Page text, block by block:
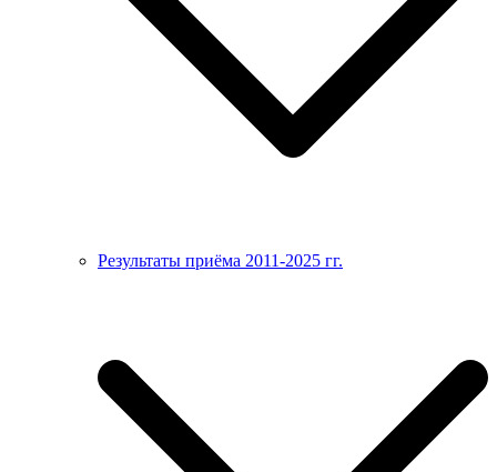
Результаты приёма 2011-2025 гг.